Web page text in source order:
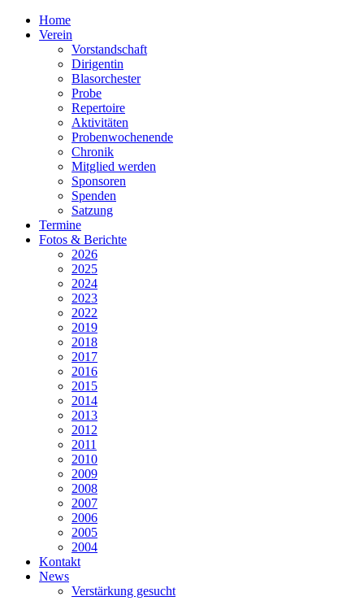
Home
Verein
Vorstandschaft
Dirigentin
Blasorchester
Probe
Repertoire
Aktivitäten
Probenwochenende
Chronik
Mitglied werden
Sponsoren
Spenden
Satzung
Termine
Fotos & Berichte
2026
2025
2024
2023
2022
2019
2018
2017
2016
2015
2014
2013
2012
2011
2010
2009
2008
2007
2006
2005
2004
Kontakt
News
Verstärkung gesucht